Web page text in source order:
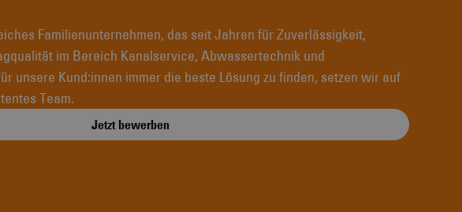
Familienunternehmen, das seit Jahren für Zuverlässigkeit,
im Bereich Kanalservice, Abwassertechnik und
unsere Kund:innen immer die beste Lösung zu finden, setzen wir auf
Team.
Jetzt bewerben